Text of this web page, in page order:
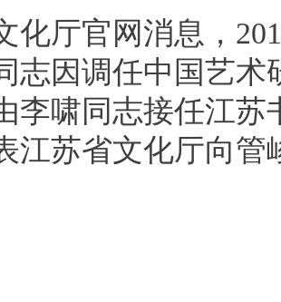
化厅官网消息，
志因调任中国艺
李啸同志接任江
江苏省文化厅向管